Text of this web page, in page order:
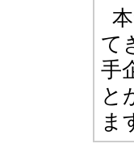
て
手
と
ま